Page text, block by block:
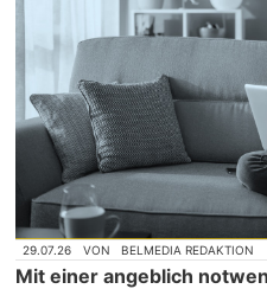
29.07.26 VON BELMEDIA REDAKTION
Mit einer angeblich